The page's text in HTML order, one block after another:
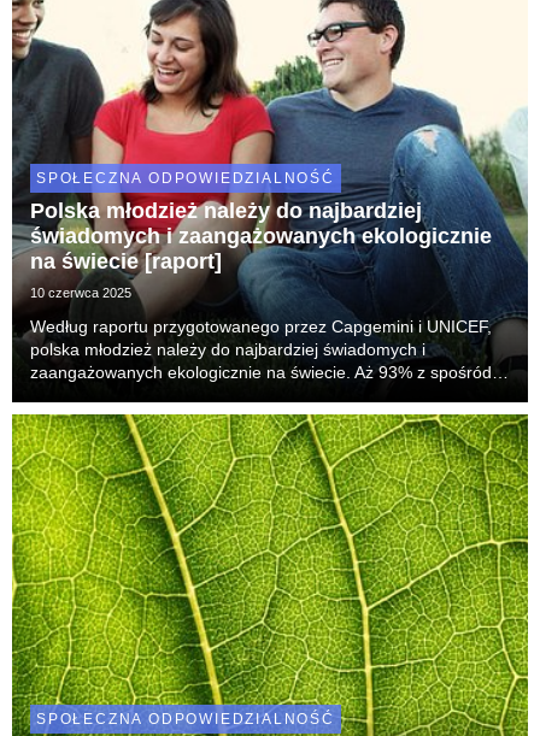
SPOŁECZNA ODPOWIEDZIALNOŚĆ
Polska młodzież należy do najbardziej
świadomych i zaangażowanych ekologicznie
na świecie [raport]
10 czerwca 2025
Według raportu przygotowanego przez Capgemini i UNICEF,
polska młodzież należy do najbardziej świadomych i
zaangażowanych ekologicznie na świecie. Aż 93% z spośród
liderami o działaniach na rzecz klimatu, a 76% c...
SPOŁECZNA ODPOWIEDZIALNOŚĆ